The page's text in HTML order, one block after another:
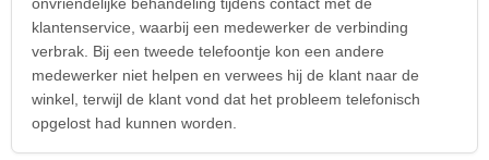
klantenservice, waarbij een medewerker de verbinding
verbrak. Bij een tweede telefoontje kon een andere
medewerker niet helpen en verwees hij de klant naar de
winkel, terwijl de klant vond dat het probleem telefonisch
opgelost had kunnen worden.